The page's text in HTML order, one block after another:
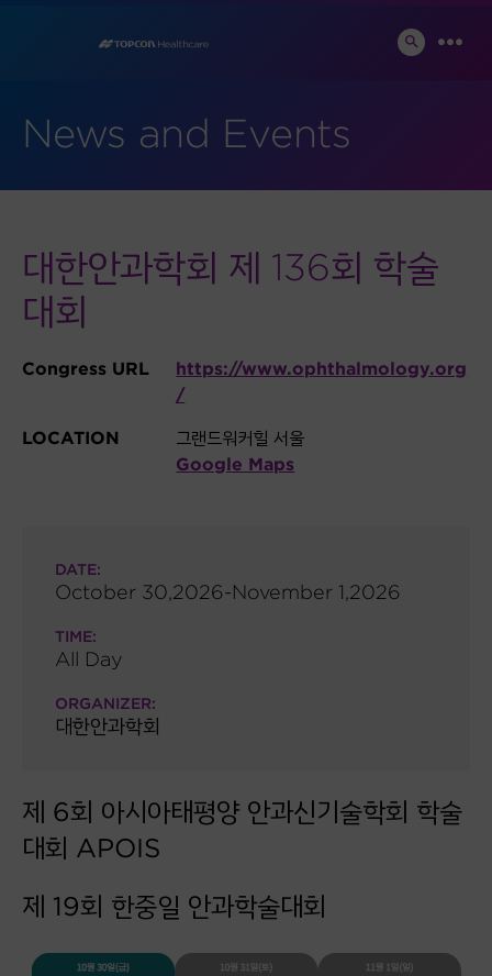
SEARCH
News and Events
대한안과학회 제 136회 학술
대회
Congress URL
https://www.ophthalmology.org
/
LOCATION
그랜드워커힐 서울
Google Maps
제 6회 아시아태평양 안과신기술학회 학술
대회 APOIS
제 19회 한중일 안과학술대회
DATE:
October 30,2026-November 1,2026
TIME:
All Day
ORGANIZER:
대한안과학회